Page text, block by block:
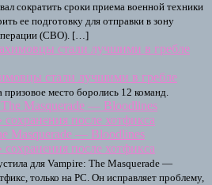
сократить сроки приема военной техники
ее подготовку для отправки в зону
(СВО). […]
стали лучшими в гребле
призовое место боролись 12 команд.
Masquerade — Bloodlines
сохранения после хотфикса
для Vampire: The Masquerade —
только на PC. Он исправляет проблему,